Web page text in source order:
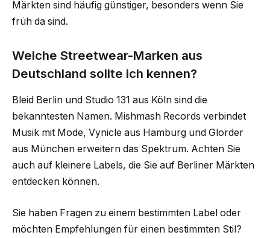
Märkten sind häufig günstiger, besonders wenn Sie
früh da sind.
Welche Streetwear-Marken aus
Deutschland sollte ich kennen?
Bleid Berlin und Studio 131 aus Köln sind die
bekanntesten Namen. Mishmash Records verbindet
Musik mit Mode, Vynicle aus Hamburg und Glorder
aus München erweitern das Spektrum. Achten Sie
auch auf kleinere Labels, die Sie auf Berliner Märkten
entdecken können.
Sie haben Fragen zu einem bestimmten Label oder
möchten Empfehlungen für einen bestimmten Stil?